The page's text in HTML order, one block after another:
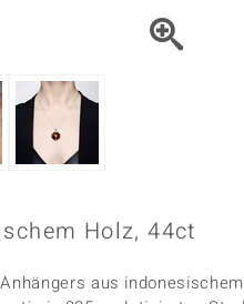
Holz, 44ct
aus indonesischem